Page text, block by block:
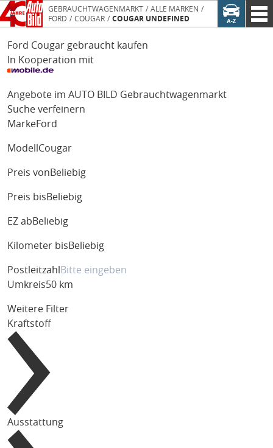
GEBRAUCHTWAGENMARKT
ALLE MARKEN
FORD
COUGAR COUGAR UNDEFINED
Ford Cougar gebraucht kaufen
In Kooperation mit
Angebote im AUTO BILD Gebrauchtwagenmarkt
Suche verfeinern
MarkeFord
Modell Cougar
Preis von Beliebig
Preis bis Beliebig
EZ ab Beliebig
Kilometer bis Beliebig
Postleitzahl
Umkreis50 km
Weitere Filter
Kraftstoff
Ausstattung